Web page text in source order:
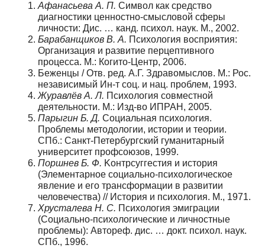
Афанасьева А. П. Символ как средство
диагностики ценностно-смысловой сферы
личности: Дис. … канд. психол. наук. М., 2002.
Барабанщиков В. А. Психология восприятия:
Организация и развитие перцептивного
процесса. М.: Когито-Центр, 2006.
Беженцы / Отв. ред. А.Г. Здравомыслов. М.: Рос.
независимый Ин-т соц. и нац. проблем, 1993.
Журавлёв А. Л. Психология совместной
деятельности. М.: Изд-во ИПРАН, 2005.
Парыгин Б. Д. Социальная психология.
Проблемы методологии, истории и теории.
СПб.: Санкт-Петербургский гуманитарный
университет профсоюзов, 1999.
Поршнев Б. Ф. Kонтрсуггестия и история
(Элементарное социально-психологическое
явление и его трансформации в развитии
человечества) // История и психология. М., 1971.
Хрусталева Н. C. Психология эмиграции
(Социально-психологические и личностные
проблемы): Автореф. дис. … докт. психол. наук.
СПб., 1996.